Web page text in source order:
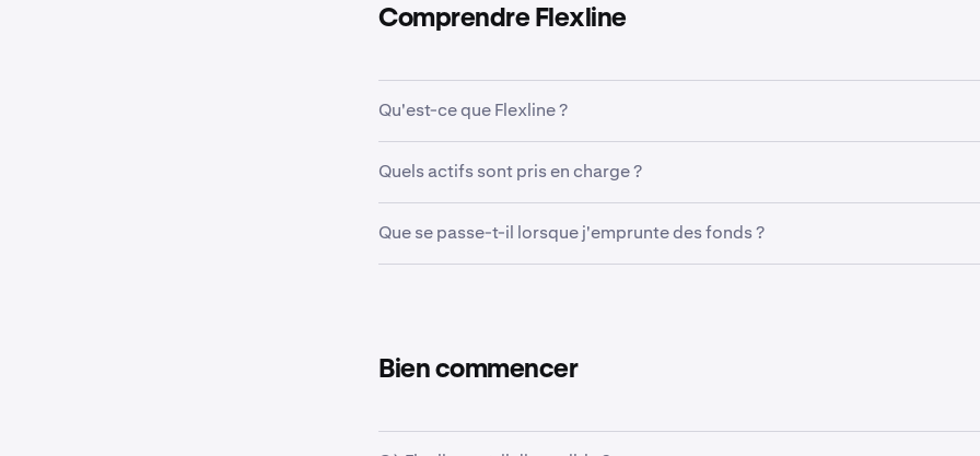
Comprendre Flexline
Qu'est-ce que Flexline ?
Flexline est un produit de prêts à terme adossés à des actifs crypto,
d'emprunter diverses crypto-monnaies, dont des stablecoins, le Bitcoin et
Quels actifs sont pris en charge ?
Vous pouvez emprunter des USDG, USDC, EURC, BTC, ETH, SOL, XRP et
éligibles en garantie sont identiques à ceux disponibles sur la marge spot et
détaillésici, avec les décotes correspondantes.
Que se passe-t-il lorsque j'emprunte des fonds ?
Bien commencer